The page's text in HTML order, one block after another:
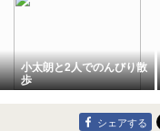
小太朗と2人でのんびり散
歩
シェアする